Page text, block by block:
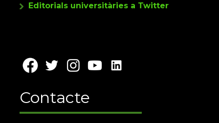
Editorials universitàries a Twitter
Contacte